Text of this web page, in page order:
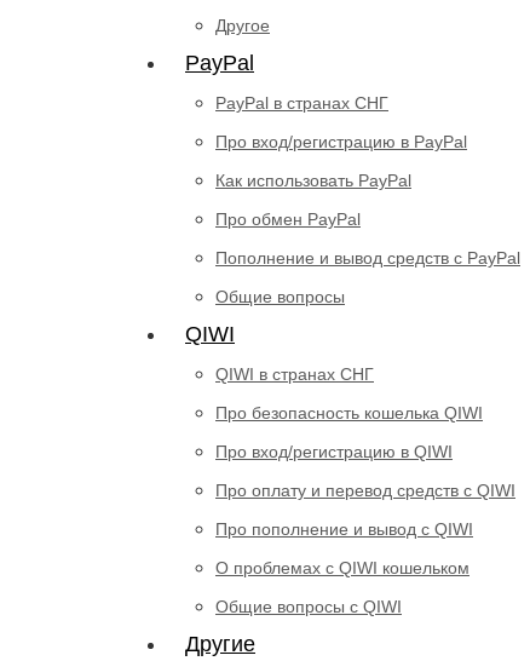
Другое
PayPal
PayPal в странах СНГ
Про вход/регистрацию в PayPal
Как использовать PayPal
Про обмен PayPal
Пополнение и вывод средств с PayPal
Общие вопросы
QIWI
QIWI в странах СНГ
Про безопасность кошелька QIWI
Про вход/регистрацию в QIWI
Про оплату и перевод средств c QIWI
Про пополнение и вывод с QIWI
О проблемах с QIWI кошельком
Общие вопросы с QIWI
Другие